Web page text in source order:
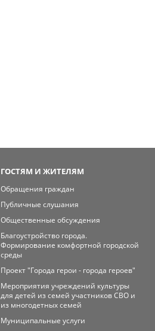
ГОСТЯМ И ЖИТЕЛЯМ
Обращения граждан
Публичные слушания
Общественные обсуждения
Благоустройство города.
Формирование комфортной городской
среды
Проект "Города герои - города героев"
Мероприятия учреждений культуры
для детей из семей участников СВО и
из многодетных семей
Муниципальные услуги